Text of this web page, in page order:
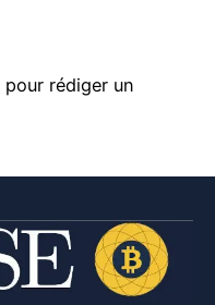
pour rédiger un